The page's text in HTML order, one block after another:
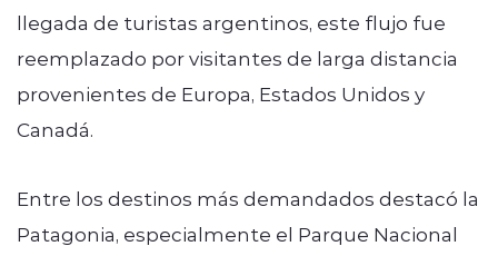
llegada de turistas argentinos, este flujo fue
reemplazado por visitantes de larga distancia
provenientes de Europa, Estados Unidos y
Canadá.
Entre los destinos más demandados destacó la
Patagonia, especialmente el Parque Nacional